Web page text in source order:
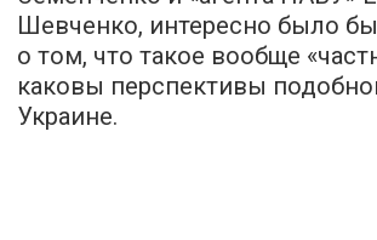
Шевченко, интересно было
о том, что такое вообще
каковы перспективы
Украине.